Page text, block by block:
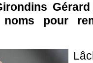
pour